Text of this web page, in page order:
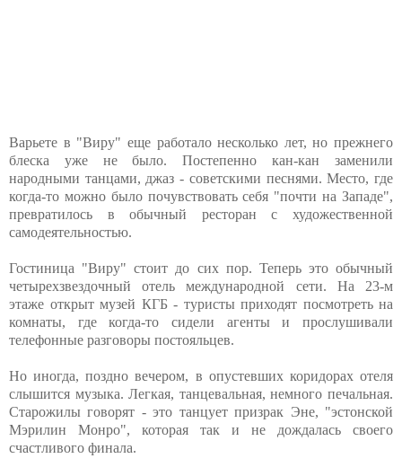
Варьете в "Виру" еще работало несколько лет, но прежнего
блеска уже не было. Постепенно кан-кан заменили
народными танцами, джаз - советскими песнями. Место, где
когда-то можно было почувствовать себя "почти на Западе",
превратилось в обычный ресторан с художественной
самодеятельностью.
Гостиница "Виру" стоит до сих пор. Теперь это обычный
четырехзвездочный отель международной сети. На 23-м
этаже открыт музей КГБ - туристы приходят посмотреть на
комнаты, где когда-то сидели агенты и прослушивали
телефонные разговоры постояльцев.
Но иногда, поздно вечером, в опустевших коридорах отеля
слышится музыка. Легкая, танцевальная, немного печальная.
Старожилы говорят - это танцует призрак Эне, "эстонской
Мэрилин Монро", которая так и не дождалась своего
счастливого финала.